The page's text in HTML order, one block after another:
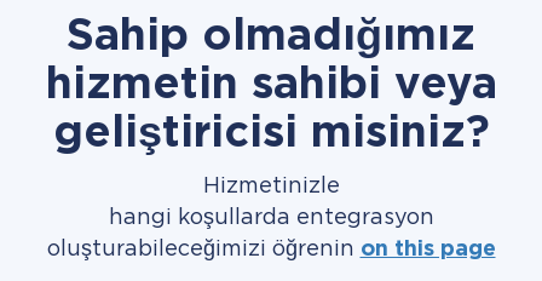
Sahip olmadığımız
hizmetin sahibi veya
geliştiricisi misiniz?
Hizmetinizle
hangi koşullarda entegrasyon
oluşturabileceğimizi öğrenin on this page